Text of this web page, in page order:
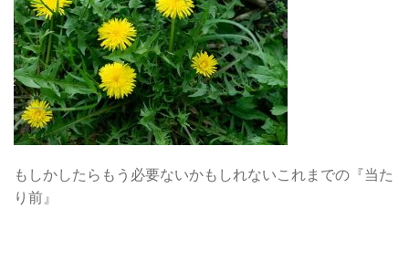
もしかしたらもう必要ないかもしれないこれまでの『当た
り前』